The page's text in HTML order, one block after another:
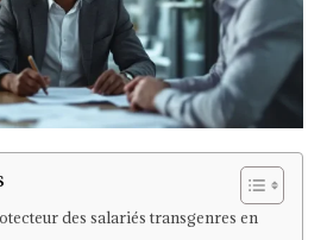
des salariés transgenres en